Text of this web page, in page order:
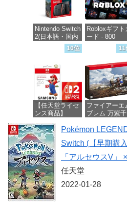
価格：¥10,000
Nintendo Switch
2(日本語・国内
Robloxギフト
ード - 800
Robux 【限
ーチャルアイ
【オンライン
ームコード】
ロブロックス
オンラインコ
ド版
価格：
10位
【任天堂ライセ
ンス商品】
microSD
Express Card
256GB for
Nintendo Switch
2(サムスン マイ
クロSDエクス
プレスカード
256GB)
【Amazon.co.jp
限定特典】
11
ファイアーエ
ブレム 万紫千
Collection -
価格：
Pokémon
Switch (【早期購
「アルセウスV」
任天堂
2022-01-28